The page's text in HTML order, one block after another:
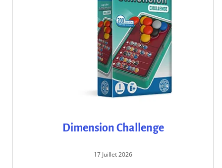
Dimension Challenge
17 Juillet 2026